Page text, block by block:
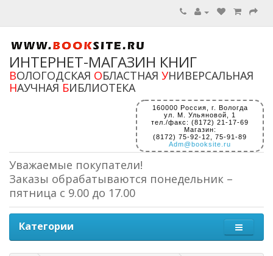
ИНТЕРНЕТ-МАГАЗИН КНИГ
ВОЛОГОДСКАЯ ОБЛАСТНАЯ УНИВЕРСАЛЬНАЯ
НАУЧНАЯ БИБЛИОТЕКА
160000 Россия, г. Вологда
ул. М. Ульяновой, 1
тел./факс: (8172) 21-17-69
Магазин:
(8172) 75-92-12, 75-91-89
Adm@booksite.ru
Уважаемые покупатели!
Заказы обрабатываются понедельник –
пятница с 9.00 до 17.00
Категории